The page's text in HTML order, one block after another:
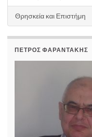
Θρησκεία και Επιστήμη
ΠΈΤΡΟΣ ΦΑΡΑΝΤΆΚΗΣ